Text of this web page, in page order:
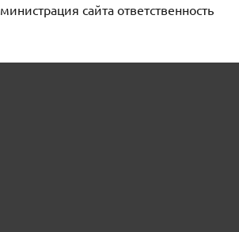
сайта ответственность